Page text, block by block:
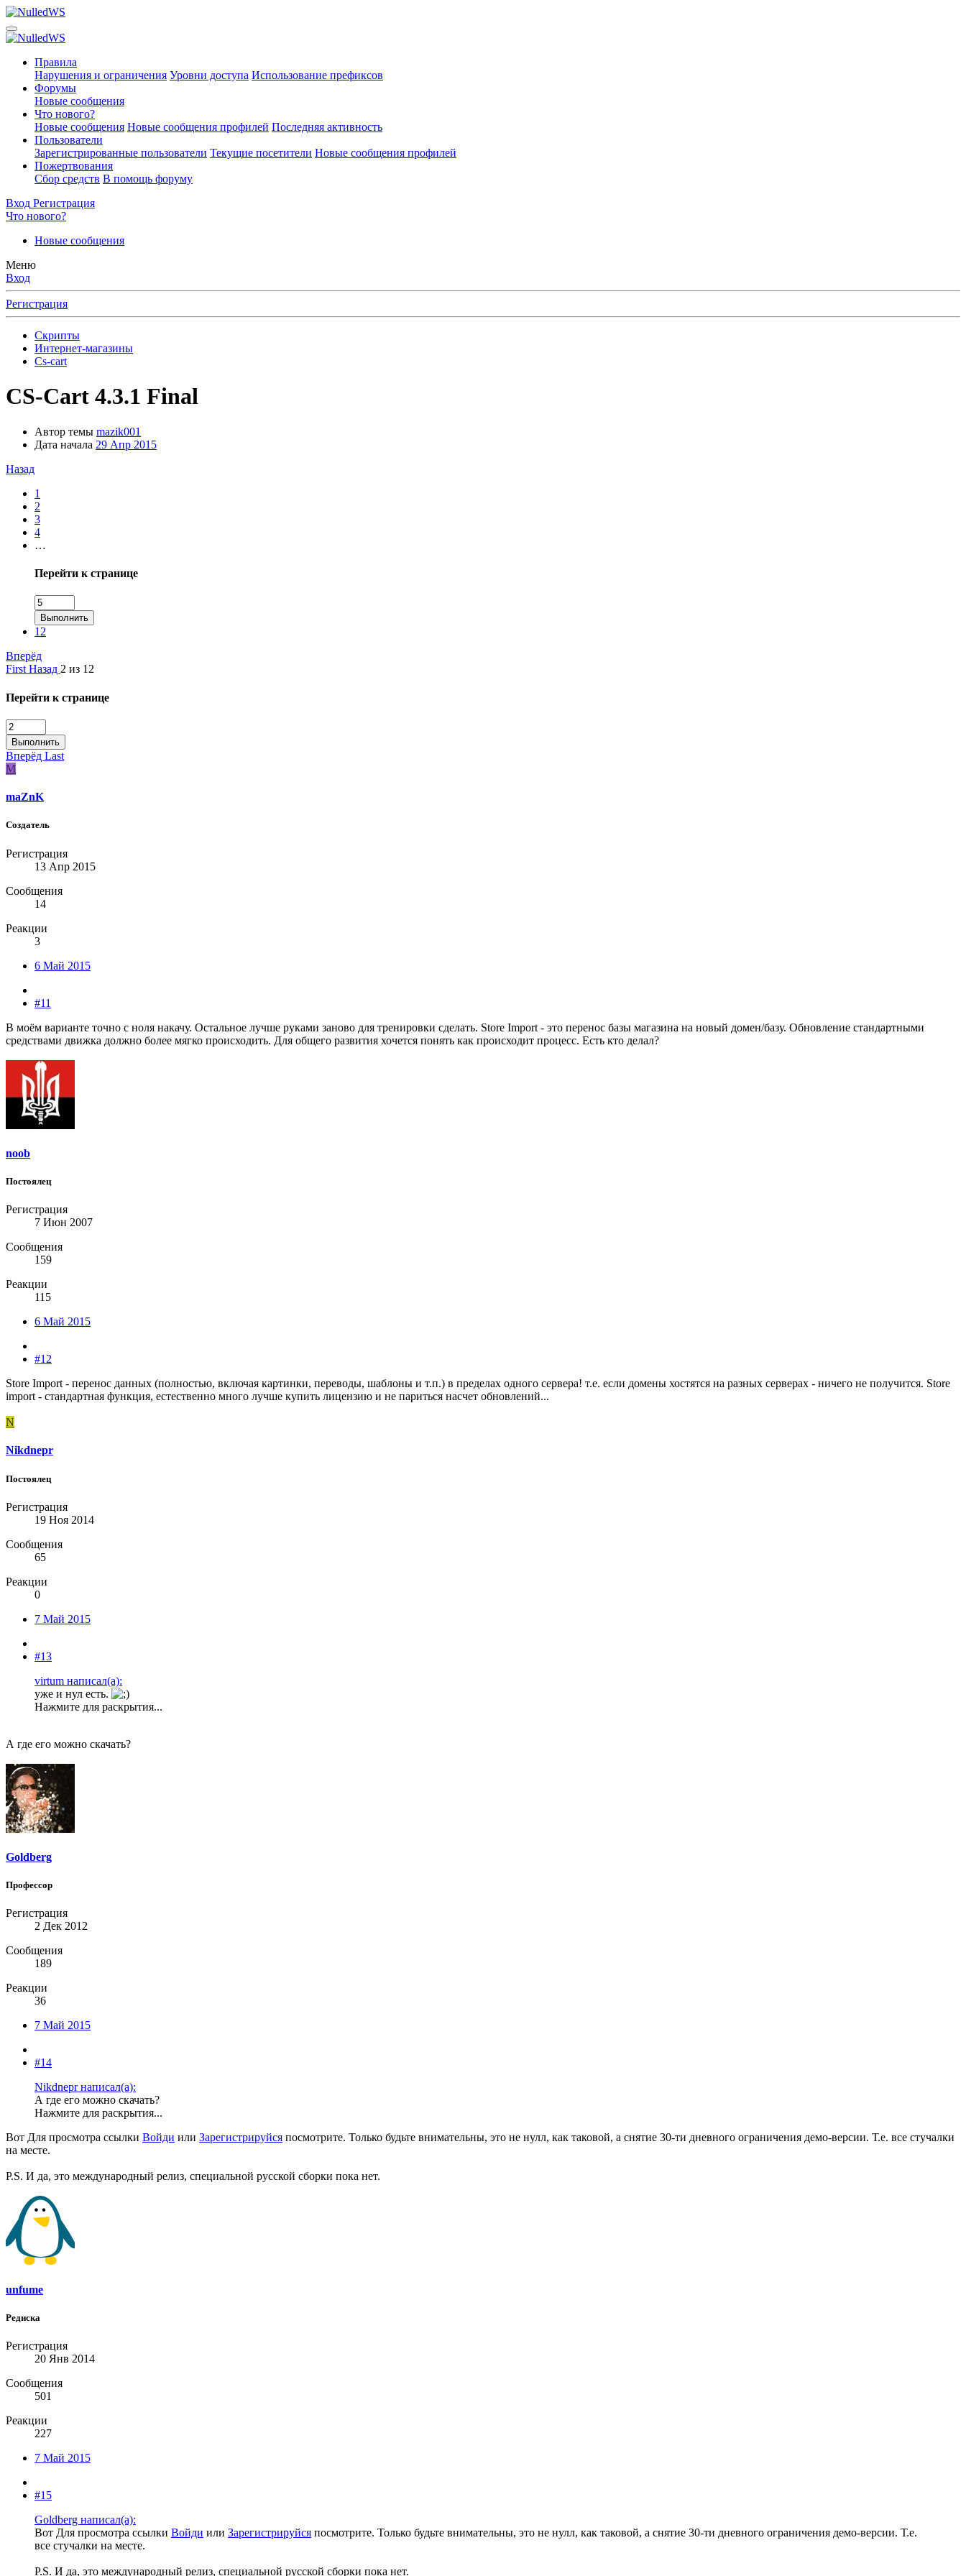
Правила
Нарушения и ограничения Уровни доступа Использование префиксов
Форумы
Новые сообщения
Что нового?
Новые сообщения Новые сообщения профилей Последняя активность
Пользователи
Зарегистрированные пользователи Текущие посетители Новые сообщения профилей
Пожертвования
Сбор средств В помощь форуму
Вход Регистрация
Что нового?
Новые сообщения
Меню
Вход
Регистрация
Скрипты
Интернет-магазины
Cs-cart
СS-Cart 4.3.1 Final
Автор темы mazik001
Дата начала 29 Апр 2015
Назад
1
2
3
4
…
Перейти к странице
Выполнить
12
Вперёд
First Назад 2 из 12
Перейти к странице
Выполнить
Вперёд Last
M
maZnK
Создатель
Регистрация
13 Апр 2015
Сообщения
14
Реакции
3
6 Май 2015
#11
В моём варианте точно с ноля накачу. Остальное лучше руками заново для тренировки сделать. Store Import - это перенос базы магазина на новый домен/базу. Обновление стандартными
средствами движка должно более мягко происходить. Для общего развития хочется понять как происходит процесс. Есть кто делал?
noob
Постоялец
Регистрация
7 Июн 2007
Сообщения
159
Реакции
115
6 Май 2015
#12
Store Import - перенос данных (полностью, включая картинки, переводы, шаблоны и т.п.) в пределах одного сервера! т.е. если домены хостятся на разных серверах - ничего не получится. Store
import - стандартная функция, естественно много лучше купить лицензию и не париться насчет обновлений...
N
Nikdnepr
Постоялец
Регистрация
19 Ноя 2014
Сообщения
65
Реакции
0
7 Май 2015
#13
virtum написал(а):
уже и нул есть.
Нажмите для раскрытия...
А где его можно скачать?
Goldberg
Профессор
Регистрация
2 Дек 2012
Сообщения
189
Реакции
36
7 Май 2015
#14
Nikdnepr написал(а):
А где его можно скачать?
Нажмите для раскрытия...
Вот Для просмотра ссылки Войди или Зарегистрируйся посмотрите. Только будьте внимательны, это не нулл, как таковой, а снятие 30-ти дневного ограничения демо-версии. Т.е. все стучалки
на месте.
P.S. И да, это международный релиз, специальной русской сборки пока нет.
unfume
Редиска
Регистрация
20 Янв 2014
Сообщения
501
Реакции
227
7 Май 2015
#15
Goldberg написал(а):
Вот Для просмотра ссылки Войди или Зарегистрируйся посмотрите. Только будьте внимательны, это не нулл, как таковой, а снятие 30-ти дневного ограничения демо-версии. Т.е.
все стучалки на месте.
P.S. И да, это международный релиз, специальной русской сборки пока нет.